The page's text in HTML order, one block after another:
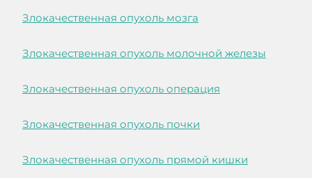
Злокачественная опухоль мозга
Злокачественная опухоль молочной железы
Злокачественная опухоль операция
Злокачественная опухоль почки
Злокачественная опухоль прямой кишки